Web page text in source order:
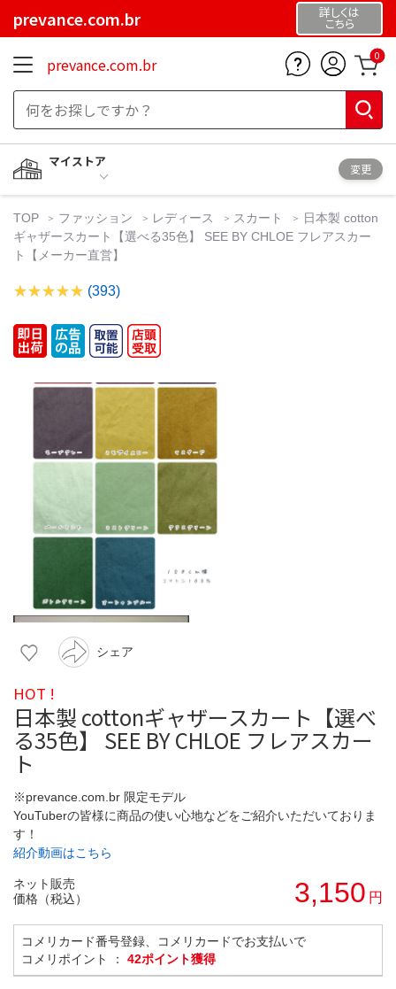
prevance.com.br 詳しくは
こちら
prevance.com.br 0
マイストア
変更
TOP ファッション レディース スカート
日本製 cotton
ギャザースカート【選べる35色】 SEE BY CHLOE フレアスカー
ト【メーカー直営】
(393)
シェア
HOT !
日本製 cottonギャザースカート【選べ
る35色】 SEE BY CHLOE フレアスカー
ト
※prevance.com.br 限定モデル
YouTuberの皆様に商品の使い心地などをご紹介いただいておりま
す！
紹介動画はこちら
ネット販売
価格（税込）
3,150 円
コメリカード番号登録、コメリカードでお支払いで
コメリポイント ： 42ポイント獲得